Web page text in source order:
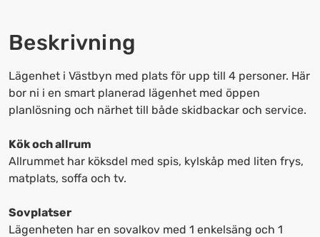
Tryck
på
frågetecknet
för
att
upp
kortkommandon
för
ändra
datum
frågetecknet
för
att
kortkommandon
datum.
Beskrivning
Lägenhet i Västbyn med plats för upp till 4 personer. Här
bor ni i en smart planerad lägenhet med öppen
planlösning och närhet till både skidbackar och service.
Kök och allrum
Allrummet har köksdel med spis, kylskåp med liten frys,
matplats, soffa och tv.
Sovplatser
Lägenheten har en sovalkov med 1 enkelsäng och 1